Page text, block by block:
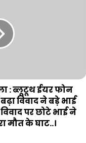
: ब्लूटूथ ईयर फोन
विवाद ने बड़े भाई
पर छोटे भाई ने
मौत के घाट..।